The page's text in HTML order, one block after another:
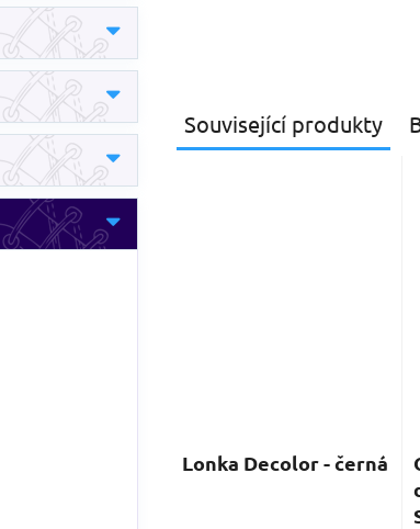
Související produkty
Lonka Decolor - černá